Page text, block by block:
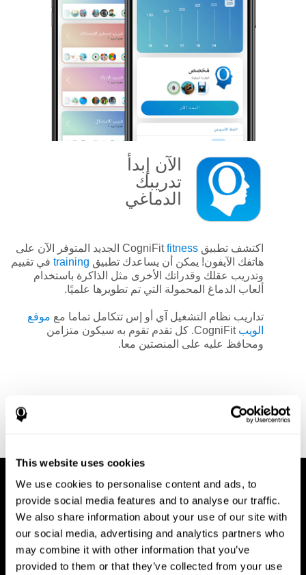
This website uses cookies
We use cookies to personalise content and ads, to
provide social media features and to analyse our traffic.
We also share information about your use of our site with
our social media, advertising and analytics partners who
may combine it with other information that you’ve
provided to them or that they’ve collected from your use
الآن إبدأ
تدريبك
الدماغي
اكتشف تطبيق CogniFitfitness
الجديد المتوفر الآن على
هاتفك الآيفون! يمكن أن يساعدك تطبيق training في تقييم
وتدريب عقلك وقدراتك الأخرى مثل الذاكرة باستخدام
ألعاب الدماغ المحمولة التي تم تطويرها علميًا.
تداريب نظام التشغيل آي أو إس تتكامل تماما مع موقع
الويب
CogniFit. كل تقدم تقوم به سيكون متزامن
ومحافظ عليه على المنصتين معا.